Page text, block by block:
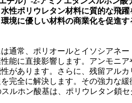
性ポリウレタン材料に質的な飛
境に優しい材料の商業化を促進す
通常、ポリオールとイソシアネ
能に直接影響します。アンモニ
があります。さらに、残留アル
完全に解決します。その強力な
ルホン酸基は、ポリウレタン鎖